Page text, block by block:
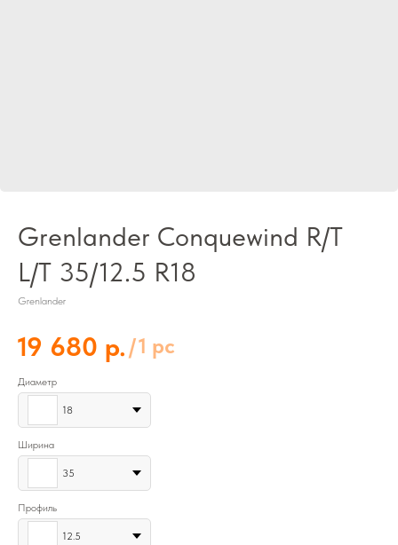
Grenlander Conquewind R/T
L/T 35/12.5 R18
Grenlander
19 680 р. /1 pc
Диаметр
18
Ширина
35
Профиль
12.5